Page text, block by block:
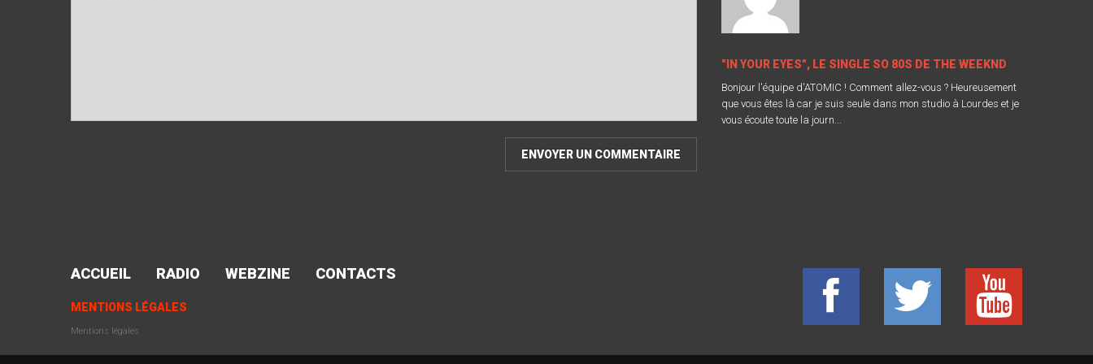
"IN YOUR EYES", LE SINGLE SO 80S DE THE WEEKND
Bonjour l'équipe d'ATOMIC ! Comment allez-vous ? Heureusement
que vous êtes là car je suis seule dans mon studio à Lourdes et je
vous écoute toute la journ...
ACCUEIL RADIO WEBZINE CONTACTS
MENTIONS LÉGALES
Mentions légales